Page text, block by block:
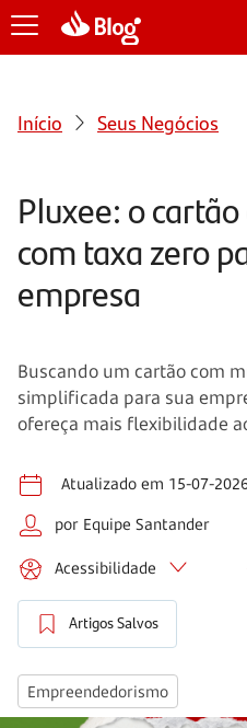
Início Seus Negócios
Pluxee: o
com taxa zero
empresa
Buscando um cartão com
simplificada para sua
ofereça mais flexibilidade
Atualizado em 15-07-
por Equipe Santander
Acessibilidade
Artigos Salvos
Empreendedorismo